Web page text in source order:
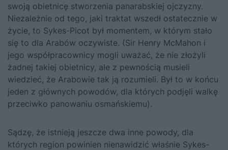
swoją obietnicę stworzenia pa­narabskiej ojczyzny.
Niezależnie od tego, jaki traktat wszedł ostatecznie w
życie, to Sykes-Picot był momentem, w którym stało
się to dla Arabów oczywiste. (Sir Henry McMahon i
jego współpracownicy mogli uważać, że nie złożyli
żadnej takiej obietnicy, ale z pewnością musieli
wiedzieć, że Arabowie tak ją rozumieli. Był to w końcu
jeden z głównych powo­dów, dla których podjęli walkę
przeciwko panowaniu osmańskiemu).
Sądzę, że istnieją jeszcze dwa inne powody, dla
których region po­winien nienawidzić właśnie Sykes-